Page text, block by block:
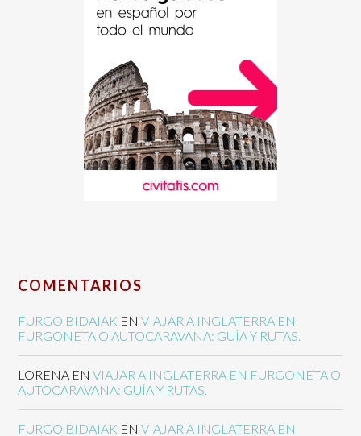
COMENTARIOS
FURGO BIDAIAK ENVIAJAR A INGLATERRA EN
FURGONETA O AUTOCARAVANA: GUÍA Y RUTAS.
LORENA ENVIAJAR A INGLATERRA EN FURGONETA O
AUTOCARAVANA: GUÍA Y RUTAS.
FURGO BIDAIAK ENVIAJAR A INGLATERRA EN